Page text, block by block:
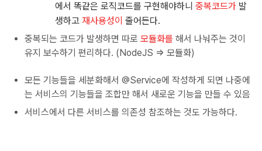
에서 똑같은 로직코드를 구현해야하니 중복코드가 발
생하고 재사용성이 줄어든다.
중복되는 코드가 발생하면 따로 모듈화를 해서 나눠주는 것이
유지 보수하기 편리하다. (NodeJS => 모듈화)
모든 기능들을 세분화해서 @Service에 작성하게 되면 나중에
는 서비스의 기능들을 조합만 해서 새로운 기능을 만들 수 있음
서비스에서 다른 서비스를 의존성 참조하는 것도 가능하다.